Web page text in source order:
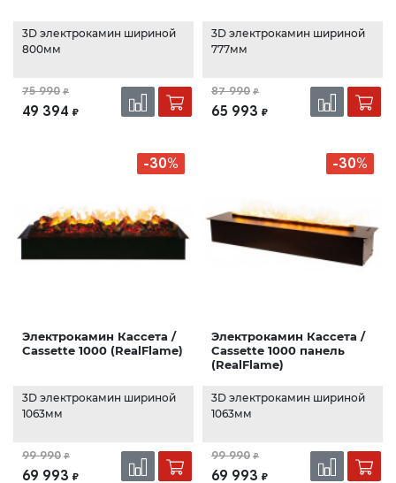
3D электрокамин шириной
800мм
75 990 ₽
49 394 ₽
3D электрокамин шириной
777мм
87 990 ₽
65 993 ₽
-30%
Электрокамин Кассета /
Cassette 1000 (RealFlame)
3D электрокамин шириной
1063мм
99 990 ₽
69 993 ₽
-30%
Электрокамин Кассета /
Cassette 1000 панель
(RealFlame)
3D электрокамин шириной
1063мм
99 990 ₽
69 993 ₽